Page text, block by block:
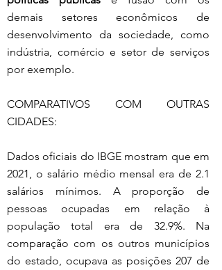
demais setores econômicos de
desenvolvimento da sociedade, como
indústria, comércio e setor de serviços
por exemplo.
COMPARATIVOS COM OUTRAS
CIDADES:
Dados oficiais do IBGE mostram que em
2021, o salário médio mensal era de 2.1
salários mínimos. A proporção de
pessoas ocupadas em relação à
população total era de 32.9%. Na
comparação com os outros municípios
do estado, ocupava as posições 207 de